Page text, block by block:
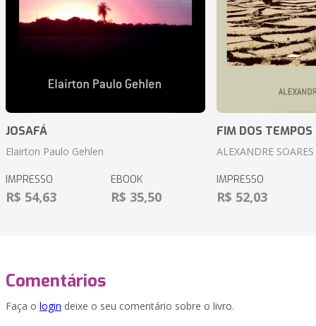
JOSAFÁ
Elairton Paulo Gehlen
IMPRESSO
R$ 54,63
EBOOK
R$ 35,50
FIM DOS TEMPOS
ALEXANDRE SOARES
IMPRESSO
R$ 52,03
Comentários
Faça o login deixe o seu comentário sobre o livro.